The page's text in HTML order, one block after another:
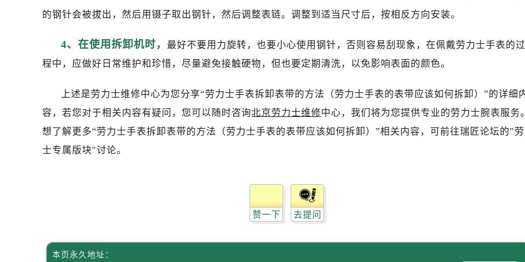
的钢针会被拔出，然后用镊子取出钢针，然后调整表链。调整到适当尺寸后，按相反方向安装。
4、在使用拆卸机时， 最好不要用力旋转，也要小心使用钢针，否则容易刮现象，在佩戴劳力士手表的过
程中，应做好日常维护和珍惜，尽量避免接触硬物，但也要定期清洗，以免影响表面的颜色。
上述是劳力士维修中心为您分享“劳力士手表拆卸表带的方法（劳力士手表的表带应该如何拆卸）”的详细
容，若您对于相关内容有疑问，您可以随时咨询北京劳力士维修中心，我们将为您提供专业的劳力士腕表服务。
想了解更多“劳力士手表拆卸表带的方法（劳力士手表的表带应该如何拆卸）”相关内容，可前往瑞匠论坛的"劳
士专属版块"讨论。
赞一下 去提问
本页永久地址：